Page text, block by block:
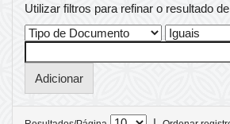
Utilizar filtros para refinar o resultado